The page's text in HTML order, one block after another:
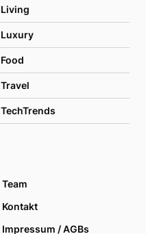
Living
Luxury
Food
Travel
TechTrends
Team
Kontakt
Impressum / AGBs